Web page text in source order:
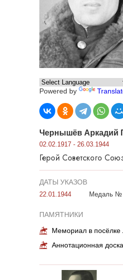
Powered by
Чернышёв Аркадий
02.02.1917 - 26.03.1944
Герой Советского
ДАТЫ УКАЗОВ
22.01.1944 Медаль №
ПАМЯТНИКИ
Мемориал в посёлке
Аннотационная